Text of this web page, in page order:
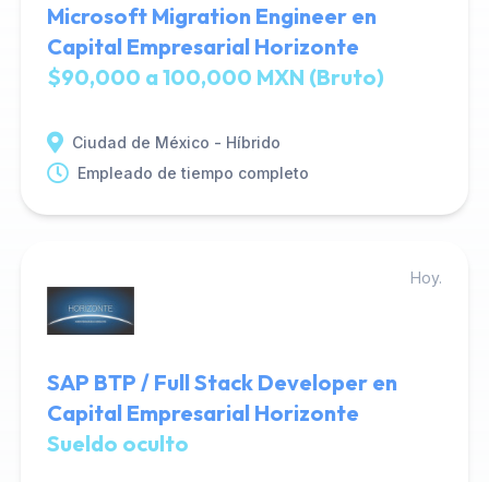
Microsoft Migration Engineer en
Capital Empresarial Horizonte
$90,000 a 100,000 MXN (Bruto)
Ciudad de México - Híbrido
Empleado de tiempo completo
Hoy.
SAP BTP / Full Stack Developer en
Capital Empresarial Horizonte
Sueldo oculto